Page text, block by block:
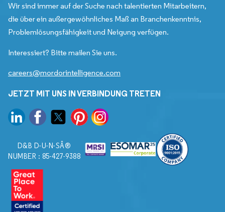
Wir sind immer auf der Suche nach talentierten Mitarbeitern,
die über ein außergewöhnliches Maß an Branchenkenntnis,
Problemlösungsfähigkeit und Neigung verfügen.
Interessiert? Bitte mailen Sie uns.
careers@mordorintelligence.com
JETZT MIT UNS IN VERBINDUNG TRETEN
D&B D-U-N-SÂ®
NUMBER : 85-427-9388